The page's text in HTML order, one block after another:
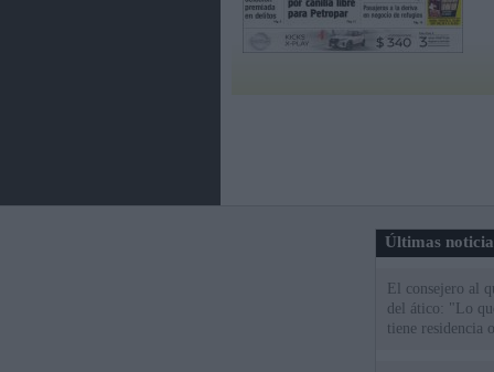
Últimas
El consejero al
del ático: "Lo
tiene residencia